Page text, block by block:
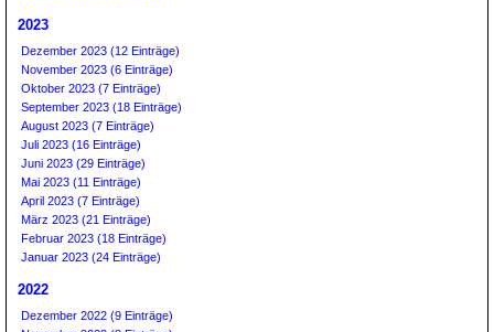
2023
Dezember 2023 (12 Einträge)
November 2023 (6 Einträge)
Oktober 2023 (7 Einträge)
September 2023 (18 Einträge)
August 2023 (7 Einträge)
Juli 2023 (16 Einträge)
Juni 2023 (29 Einträge)
Mai 2023 (11 Einträge)
April 2023 (7 Einträge)
März 2023 (21 Einträge)
Februar 2023 (18 Einträge)
Januar 2023 (24 Einträge)
2022
Dezember 2022 (9 Einträge)